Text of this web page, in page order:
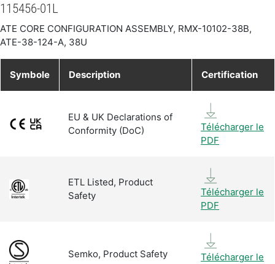
115456-01L
ATE CORE CONFIGURATION ASSEMBLY, RMX-10102-38B,
ATE-38-124-A, 38U
Symbole Description Certification
EU & UK Declarations of
Conformity (DoC)
Télécharger le
PDF
ETL Listed, Product
Safety
Télécharger le
PDF
Semko, Product Safety
Télécharger le